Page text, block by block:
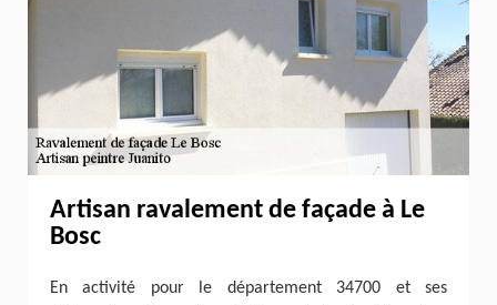
Artisan ravalement de façade à Le
Bosc
En activité pour le département 34700 et ses